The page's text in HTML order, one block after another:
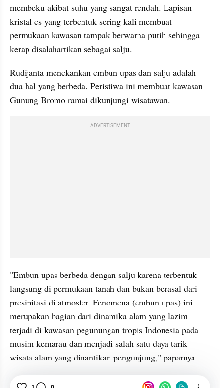
membeku akibat suhu yang sangat rendah. Lapisan
kristal es yang terbentuk sering kali membuat
permukaan kawasan tampak berwarna putih sehingga
kerap disalahartikan sebagai salju.
Rudijanta menekankan embun upas dan salju adalah
dua hal yang berbeda. Peristiwa ini membuat kawasan
Gunung Bromo ramai dikunjungi wisatawan.
ADVERTISEMENT
"Embun upas berbeda dengan salju karena terbentuk
langsung di permukaan tanah dan bukan berasal dari
presipitasi di atmosfer. Fenomena (embun upas) ini
merupakan bagian dari dinamika alam yang lazim
terjadi di kawasan pegunungan tropis Indonesia pada
musim kemarau dan menjadi salah satu daya tarik
wisata alam yang dinantikan pengunjung," paparnya.